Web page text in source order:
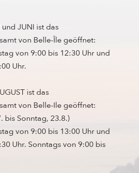
und JUNI ist das
von Belle-Île geöffnet:
von 9:00 bis 12:30 Uhr und
Uhr.
ist das
von Belle-Ile geöffnet:
bis Sonntag, 23.8.)
von 9:00 bis 13:00 Uhr und
Uhr. Sonntags von 9:00 bis